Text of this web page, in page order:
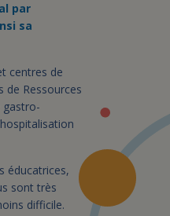
par
sa
centres de
de Ressources
gastro-
éducatrices,
sont très
difficile.